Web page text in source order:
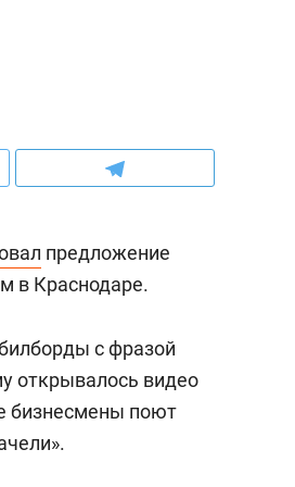
предложение
в Краснодаре.
с фразой
открывалось видео
бизнесмены поют
Рекомендуем